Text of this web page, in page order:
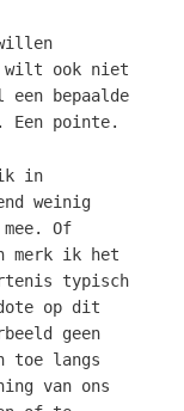
wilt ook niet
een bepaalde
Een pointe.
ik in
weinig
Of
merk ik het
typisch
op dit
geen
toe langs
van ons